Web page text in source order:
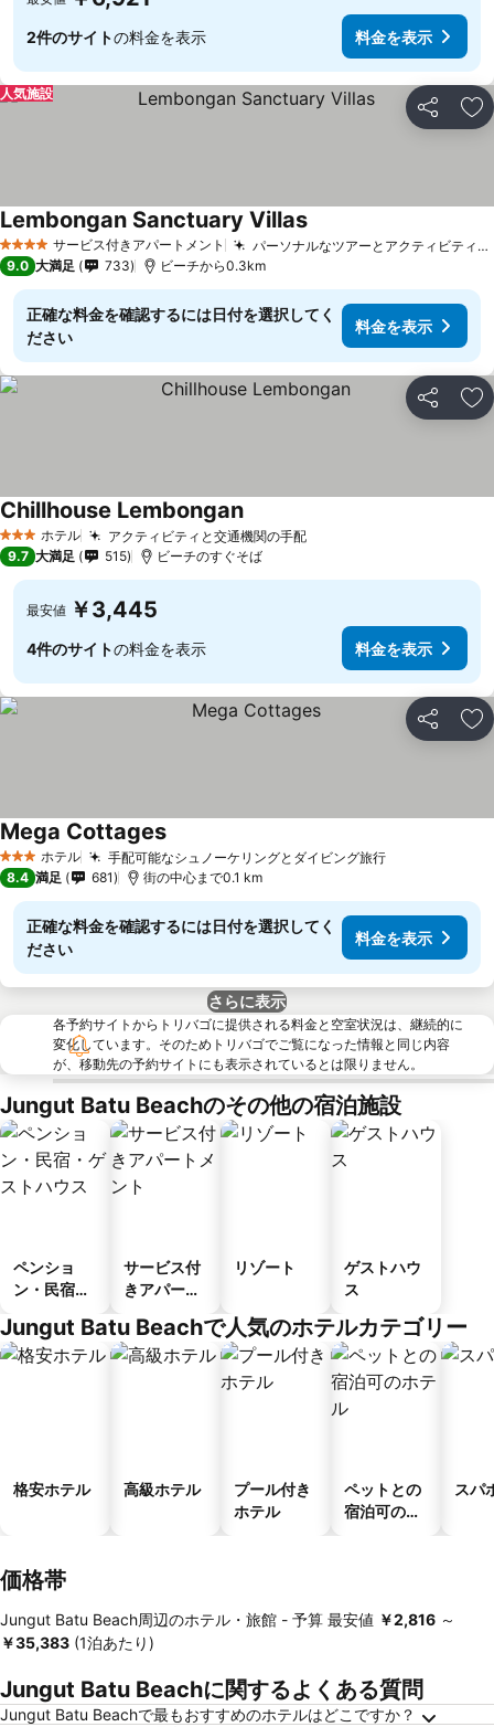
2件のサイトの料金を表示 料金を表示
シェア お
人気施設
4 ホテルのランクサービス付きアパートメント パーソナルなツアーとアクティビティの予約
Lembongan Sanctuary Villas料金を表示
9.0 大満足 733 ビーチから0.3km
正確な料金を確認するには日付を選択してく
ださい
料金を表示
シェア お
3 ホテルのランク
ホテル アクティビティと交通機関の手配料金を表示
Chillhouse Lembongan料金を表示
9.7 大満足 515 ビーチのすぐそば
最安値 ￥3,445
4件のサイトの料金を表示 料金を表示
シェア お
3 ホテルのランク
ホテル 手配可能なシュノーケリングとダイビング旅行料金を表示
Mega Cottages料金を表示
8.4 満足 681 街の中心まで0.1 km
正確な料金を確認するには日付を選択してく
ださい
料金を表示
さらに表示
各予約サイトからトリバゴに提供される料金と空室状況は、継続的に
変化しています。そのためトリバゴでご覧になった情報と同じ内容
が、移動先の予約サイトにも表示されているとは限りません。
Jungut Batu Beachのその他の宿泊施設
ペンショ
ン・民宿・
ス
サービス付
きアパート
リゾート
ゲストハウ
ス
Jungut Batu Beachで人気のホテルカテゴリー
格安ホテル 高級ホテル
プール付き
ホテル
ペットとの
宿泊可のホ
スパ
価格帯
Jungut Batu Beach周辺のホテル・旅館 - 予算 最安値 ‎￥2,816 ～
‎￥35,383 (1泊あたり)
Jungut Batu Beachに関するよくある質問
Jungut Batu Beachで最もおすすめのホテルはどこですか？